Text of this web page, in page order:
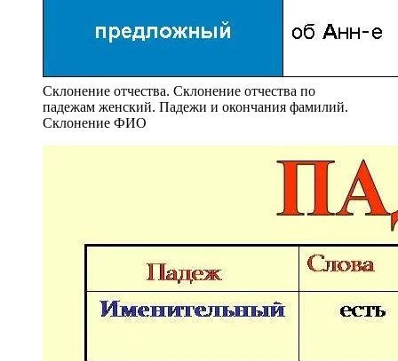
Склонение отчества. Склонение отчества по
падежам женский. Падежи и окончания фамилий.
Склонение ФИО